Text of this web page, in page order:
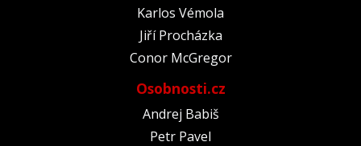
Karlos Vémola
Jiří Procházka
Conor McGregor
Osobnosti.cz
Andrej Babiš
Petr Pavel